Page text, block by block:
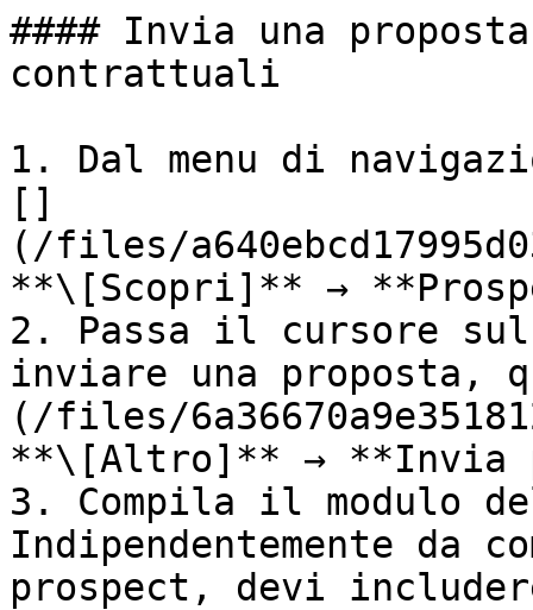
#### Invia una
contrattuali
1. Dal menu di
[]
(/files/
**\[Scopri]** →
2. Passa il cursore
inviare una proposta,
(/files/
**\[Altro]** → **Invia
3. Compila il modulo
Indipendentemente da
prospect, devi